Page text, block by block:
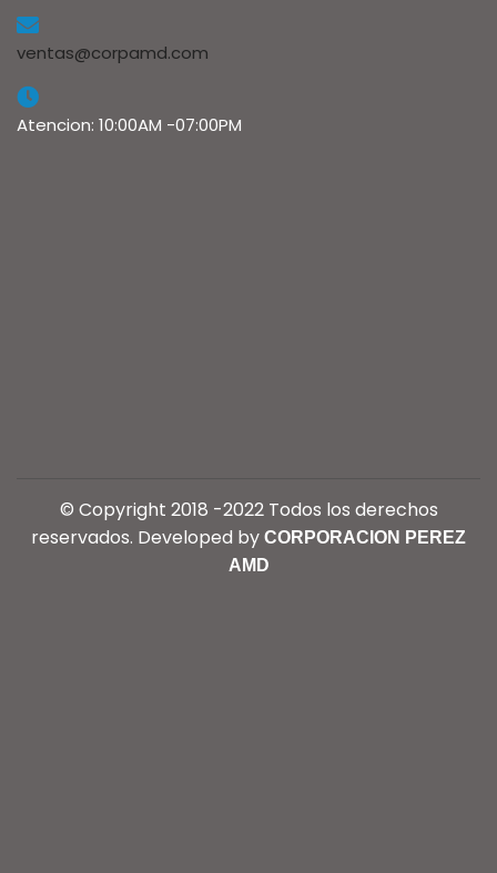
ventas@corpamd.com
Atencion: 10:00AM -07:00PM
© Copyright 2018 -2022 Todos los derechos
reservados. Developed by CORPORACION PEREZ
AMD